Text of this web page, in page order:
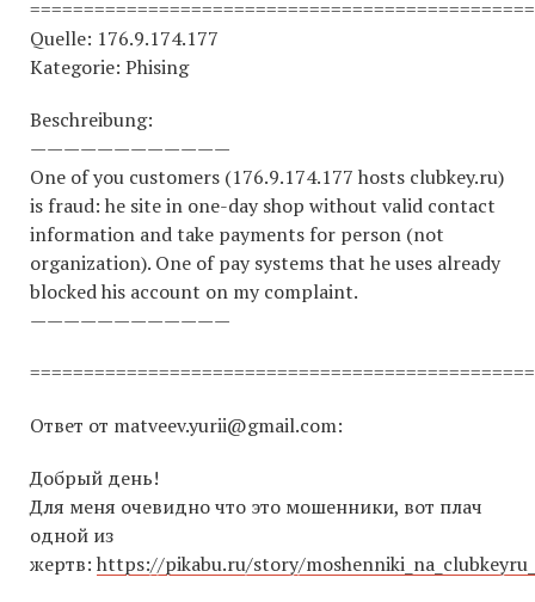
===============================================
Quelle: 176.9.174.177
Kategorie: Phising
Beschreibung:
————————————
One of you customers (176.9.174.177 hosts clubkey.ru)
is fraud: he site in one-day shop without valid contact
information and take payments for person (not
organization). One of pay systems that he uses already
blocked his account on my complaint.
————————————
===============================================
Ответ от matveev.yurii@gmail.com:
Добрый день!
Для меня очевидно что это мошенники, вот плач
одной из
жертв: https://pikabu.ru/story/